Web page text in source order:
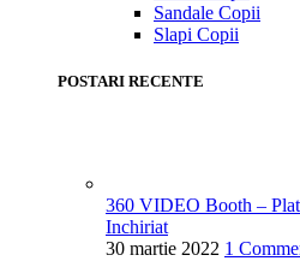
Sandale Copii
Slapi Copii
POSTARI RECENTE
360 VIDEO Booth –
Inchiriat
30 martie 2022 1